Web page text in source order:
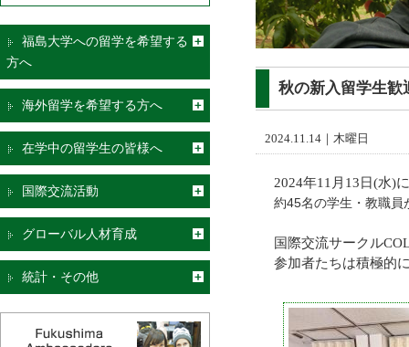
福島大学への留学を希望する
方へ
海外留学を希望する方へ
在学中の留学生の皆様へ
国際交流活動
グローバル人材育成
統計・その他
秋の新入留学生歓
2024.11.14｜木曜日
2024年11月13日(水)
約45名の学生・教職員
国際交流サークル
参加者たちは積極的